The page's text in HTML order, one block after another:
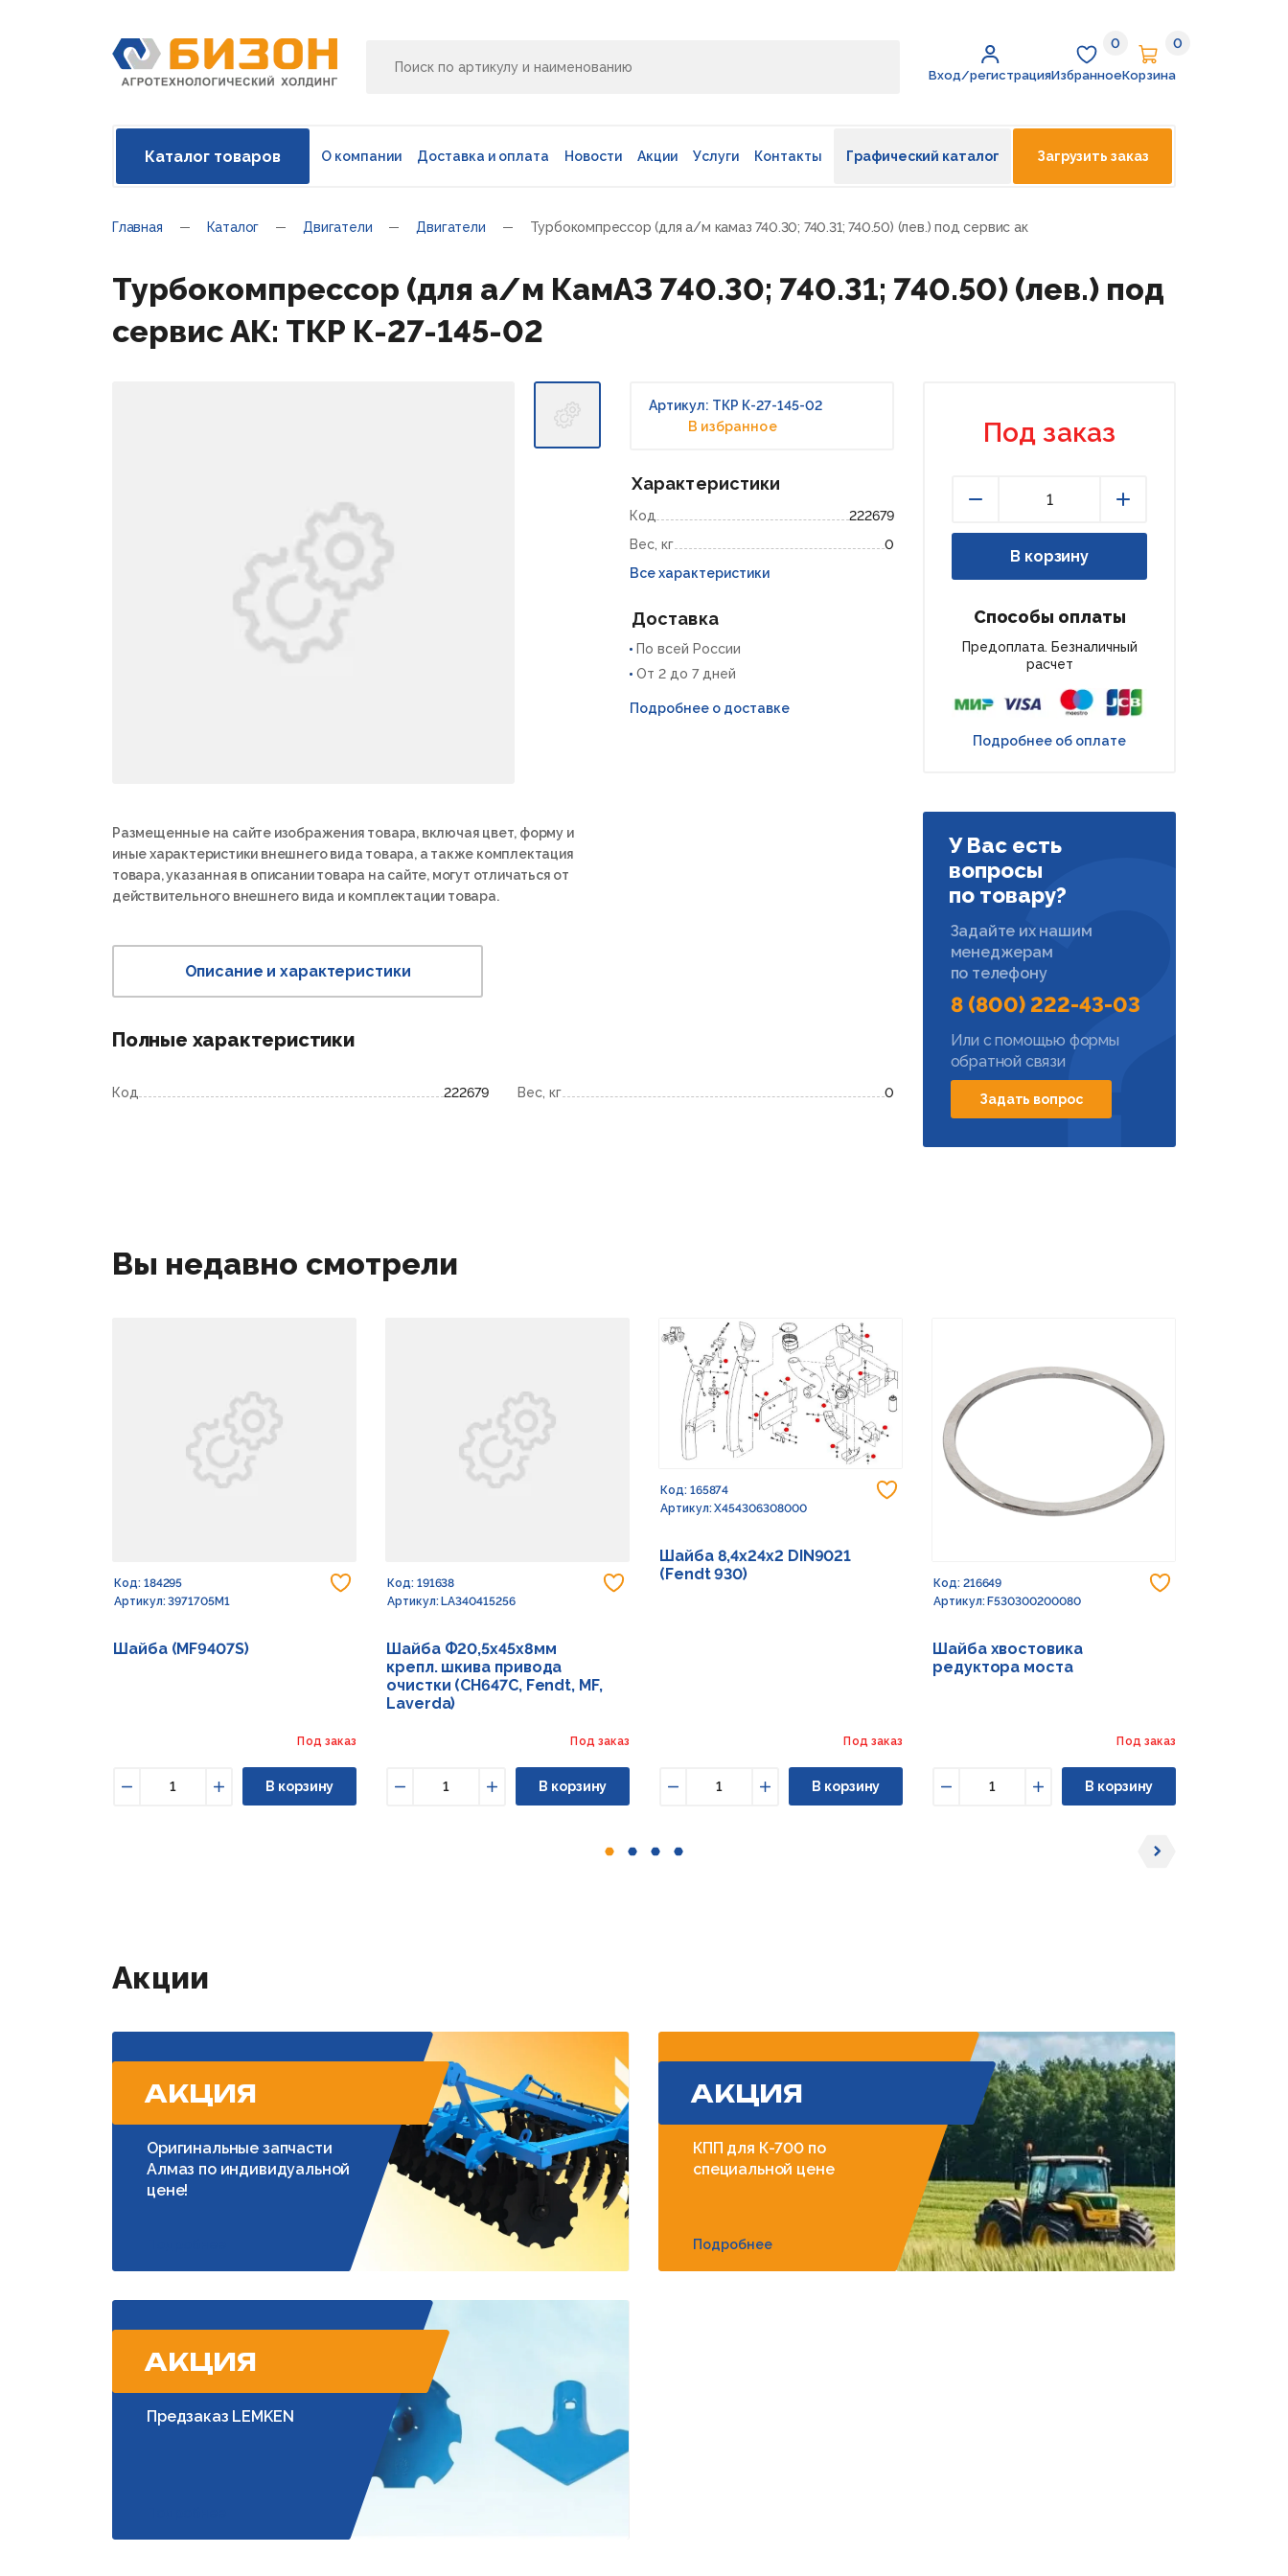
Вход/регистрация
Избранное
0
Избранное
Корзина
0
Корзина
Каталог товаров О компании Доставка и оплата Новости Акции Услуги Контакты Графический каталог Загрузить заказ
Главная Каталог Двигатели Двигатели Турбокомпрессор (для а/м камаз 740.30; 740.31; 740.50) (лев.) под сервис ак
Турбокомпрессор (для а/м КамАЗ 740.30; 740.31; 740.50) (лев.) под
сервис АК: ТКР К-27-145-02
Размещенные на сайте изображения товара, включая цвет, форму и
иные характеристики внешнего вида товара, а также комплектация
товара, указанная в описании товара на сайте, могут отличаться от
действительного внешнего вида и комплектации товара.
Артикул: ТКР К-27-145-02
В избранное
Характеристики
Код
222679
Вес, кг
0
Все характеристики
Доставка
По всей России
От 2 до 7 дней
Подробнее о доставке
Описание и характеристики
Полные характеристики
Код 222679 Вес, кг 0
Под заказ
В корзину
Способы оплаты
Предоплата. Безналичный
расчет
Подробнее об оплате
У Вас есть
вопросы
по товару?
Задайте их нашим
менеджерам
по телефону
8 (800) 222-43-03
Или с помощью формы
обратной связи
Задать вопрос
Вы недавно смотрели
Добавить в избранное
Код: 184295
Артикул: 3971705M1
Шайба (MF9407S)
Под заказ
Увеличить
В корзину
Добавить в избранное
Код: 191638
Артикул: LA340415256
Шайба Ф20,5х45х8мм
крепл. шкива привода
очистки (CH647C, Fendt, MF,
Laverda)
Под заказ
Увеличить
В корзину
Добавить в избранное
Код: 165874
Артикул: X454306308000
Шайба 8,4х24х2 DIN9021
(Fendt 930)
Под заказ
Увеличить
В корзину
Код: 216649
Артикул: F530300200080
Шайба хвостовика
редуктора моста
Под заказ
Увеличить
В корзину
Акции
АКЦИЯ
Оригинальные запчасти
Алмаз по индивидуальной
цене!
АКЦИЯ
КПП для К-700 по
специальной цене
Подробнее
АКЦИЯ
Предзаказ LEMKEN